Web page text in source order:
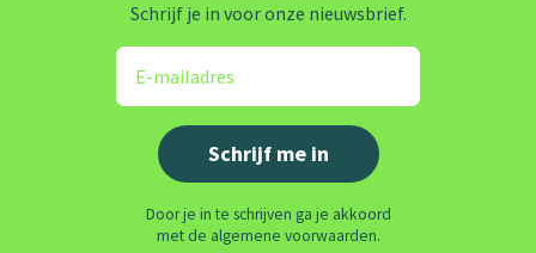
Schrijf je in voor onze nieuwsbrief.
Door je in te schrijven ga je akkoord
met de algemene voorwaarden.